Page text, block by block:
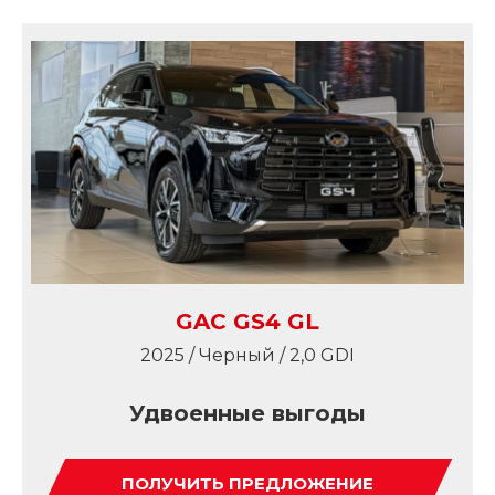
GAC GS4 GL
2025 / Черный / 2,0 GDI
Удвоенные выгоды
ПОЛУЧИТЬ ПРЕДЛОЖЕНИЕ